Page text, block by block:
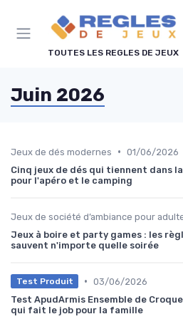
TOUTES LES REGLES DE JEUX
Juin 2026
Jeux de dés modernes • 01/06/2026
Cinq jeux de dés qui tiennent dans
pour l'apéro et le camping
Jeux de société d’ambiance pour
Jeux à boire et party games : les
sauvent n'importe quelle soirée
Test Produit • 03/06/2026
Test ApudArmis Ensemble de
qui fait le job pour la famille